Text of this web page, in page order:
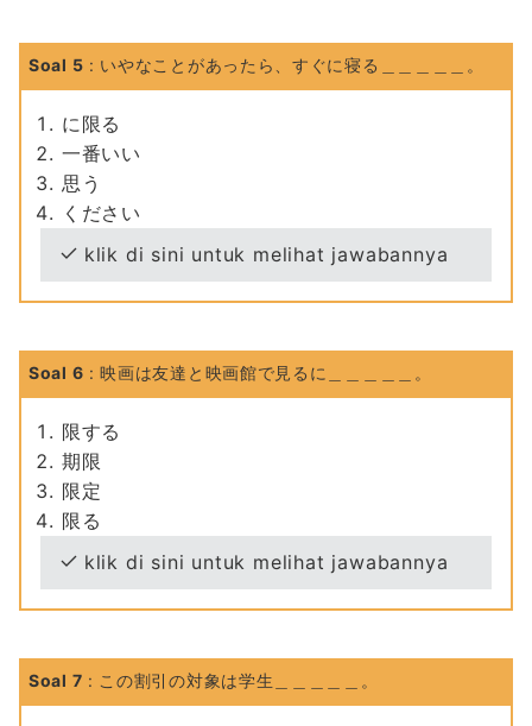
Soal 5 : いやなことがあったら、すぐに寝る＿＿＿＿＿。
に限る
一番いい
思う
ください
klik di sini untuk melihat jawabannya
Soal 6 : 映画は友達と映画館で見るに＿＿＿＿＿。
限する
期限
限定
限る
klik di sini untuk melihat jawabannya
Soal 7 : この割引の対象は学生＿＿＿＿＿。